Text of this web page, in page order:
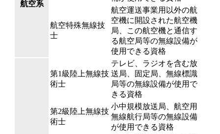
航空系
航空特殊無線技
士
航空運送事業用以外の航
空機に開設された航空機
局、この航空機と通信す
る航空局等の無線設備が
使用できる資格
第1級陸上無線技
術士
テレビ、ラジオを含む放
送局、固定局、無線標識
局等の無線設備が使用で
きる資格
第2級陸上無線技
術士
小中規模放送局、航空用
無線航行局等の無線設備
が使用できる資格